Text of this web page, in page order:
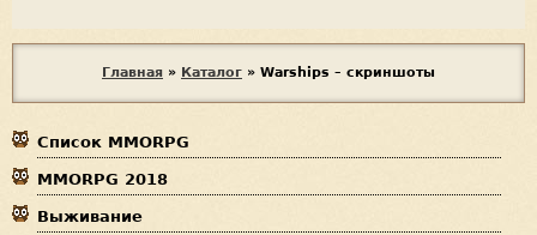
ы
з
д
е
Главная » Каталог » Warships – скриншоты
Список MMORPG
MMORPG 2018
Выживание